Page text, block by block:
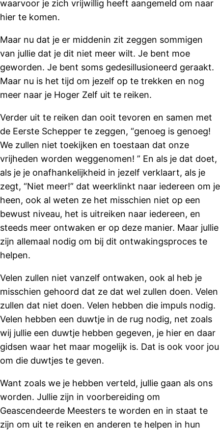
waarvoor je zich vrijwillig heeft aangemeld om naar
hier te komen.
Maar nu dat je er middenin zit zeggen sommigen
van jullie dat je dit niet meer wilt. Je bent moe
geworden. Je bent soms gedesillusioneerd geraakt.
Maar nu is het tijd om jezelf op te trekken en nog
meer naar je Hoger Zelf uit te reiken.
Verder uit te reiken dan ooit tevoren en samen met
de Eerste Schepper te zeggen, “genoeg is genoeg!
We zullen niet toekijken en toestaan ​​dat onze
vrijheden worden weggenomen! ” En als je dat doet,
als je je onafhankelijkheid in jezelf verklaart, als je
zegt, “Niet meer!” dat weerklinkt naar iedereen om je
heen, ook al weten ze het misschien niet op een
bewust niveau, het is uitreiken naar iedereen, en
steeds meer ontwaken er op deze manier. Maar jullie
zijn allemaal nodig om bij dit ontwakingsproces te
helpen.
Velen zullen niet vanzelf ontwaken, ook al heb je
misschien gehoord dat ze dat wel zullen doen. Velen
zullen dat niet doen. Velen hebben die impuls nodig.
Velen hebben een duwtje in de rug nodig, net zoals
wij jullie een duwtje hebben gegeven, je hier en daar
gidsen waar het maar mogelijk is. Dat is ook voor jou
om die duwtjes te geven.
Want zoals we je hebben verteld, jullie gaan als ons
worden. Jullie zijn in voorbereiding om
Geascendeerde Meesters te worden en in staat te
zijn om uit te reiken en anderen te helpen in hun